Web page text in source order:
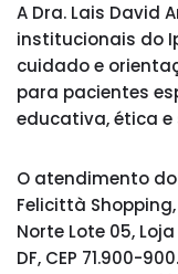
A Dra. Lais David
institucionais do
cuidado e
para pacientes
educativa, ética
O atendimento
Felicittà
Norte Lote 05,
DF, CEP 71.900-